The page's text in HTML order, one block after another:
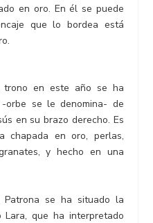
en oro. En él se puede
que lo bordea está
trono en este año se ha
orbe se le denomina- de
en su brazo derecho. Es
chapada en oro, perlas,
y hecho en una
se ha situado la
Lara, que ha interpretado